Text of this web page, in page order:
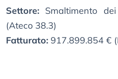
Settore: Smaltimento
(Ateco 38.3)
Fatturato: 917.899.854 €